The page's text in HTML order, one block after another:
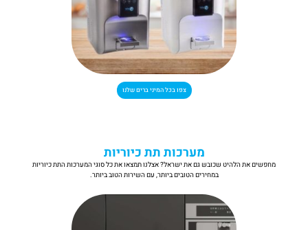
צפו בכל המיני ברים שלנו
מערכות תת כיוריות
מחפשים את הלהיט שכובש גם את ישראל? אצלנו תמצאו את כל סוגי המערכות התת כיוריות
במחירים הטובים ביותר, עם השירות הטוב ביותר.